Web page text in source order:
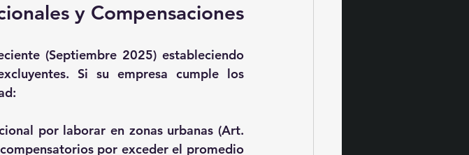
y Compensaciones
(Septiembre 2025) estableciendo
. Si su empresa cumple los
por laborar en zonas urbanas (Art.
por exceder el promedio